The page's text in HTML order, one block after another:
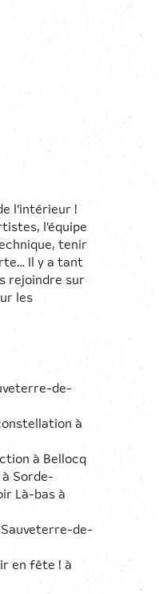
l’intérieur !
l’équipe
tenir
Il y a tant
rejoindre sur
les
de-
à
à Bellocq
Sorde-
Là-bas à
de-
en fête ! à